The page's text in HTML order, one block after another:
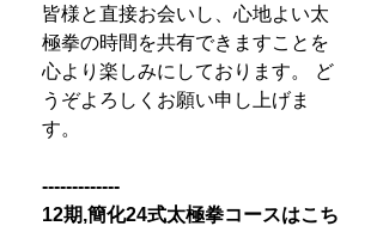
皆様と直接お会いし、心地よい太
極拳の時間を共有できますことを
心より楽しみにしております。 ど
うぞよろしくお願い申し上げま
す。
-------------
12期,簡化24式太極拳コースはこち